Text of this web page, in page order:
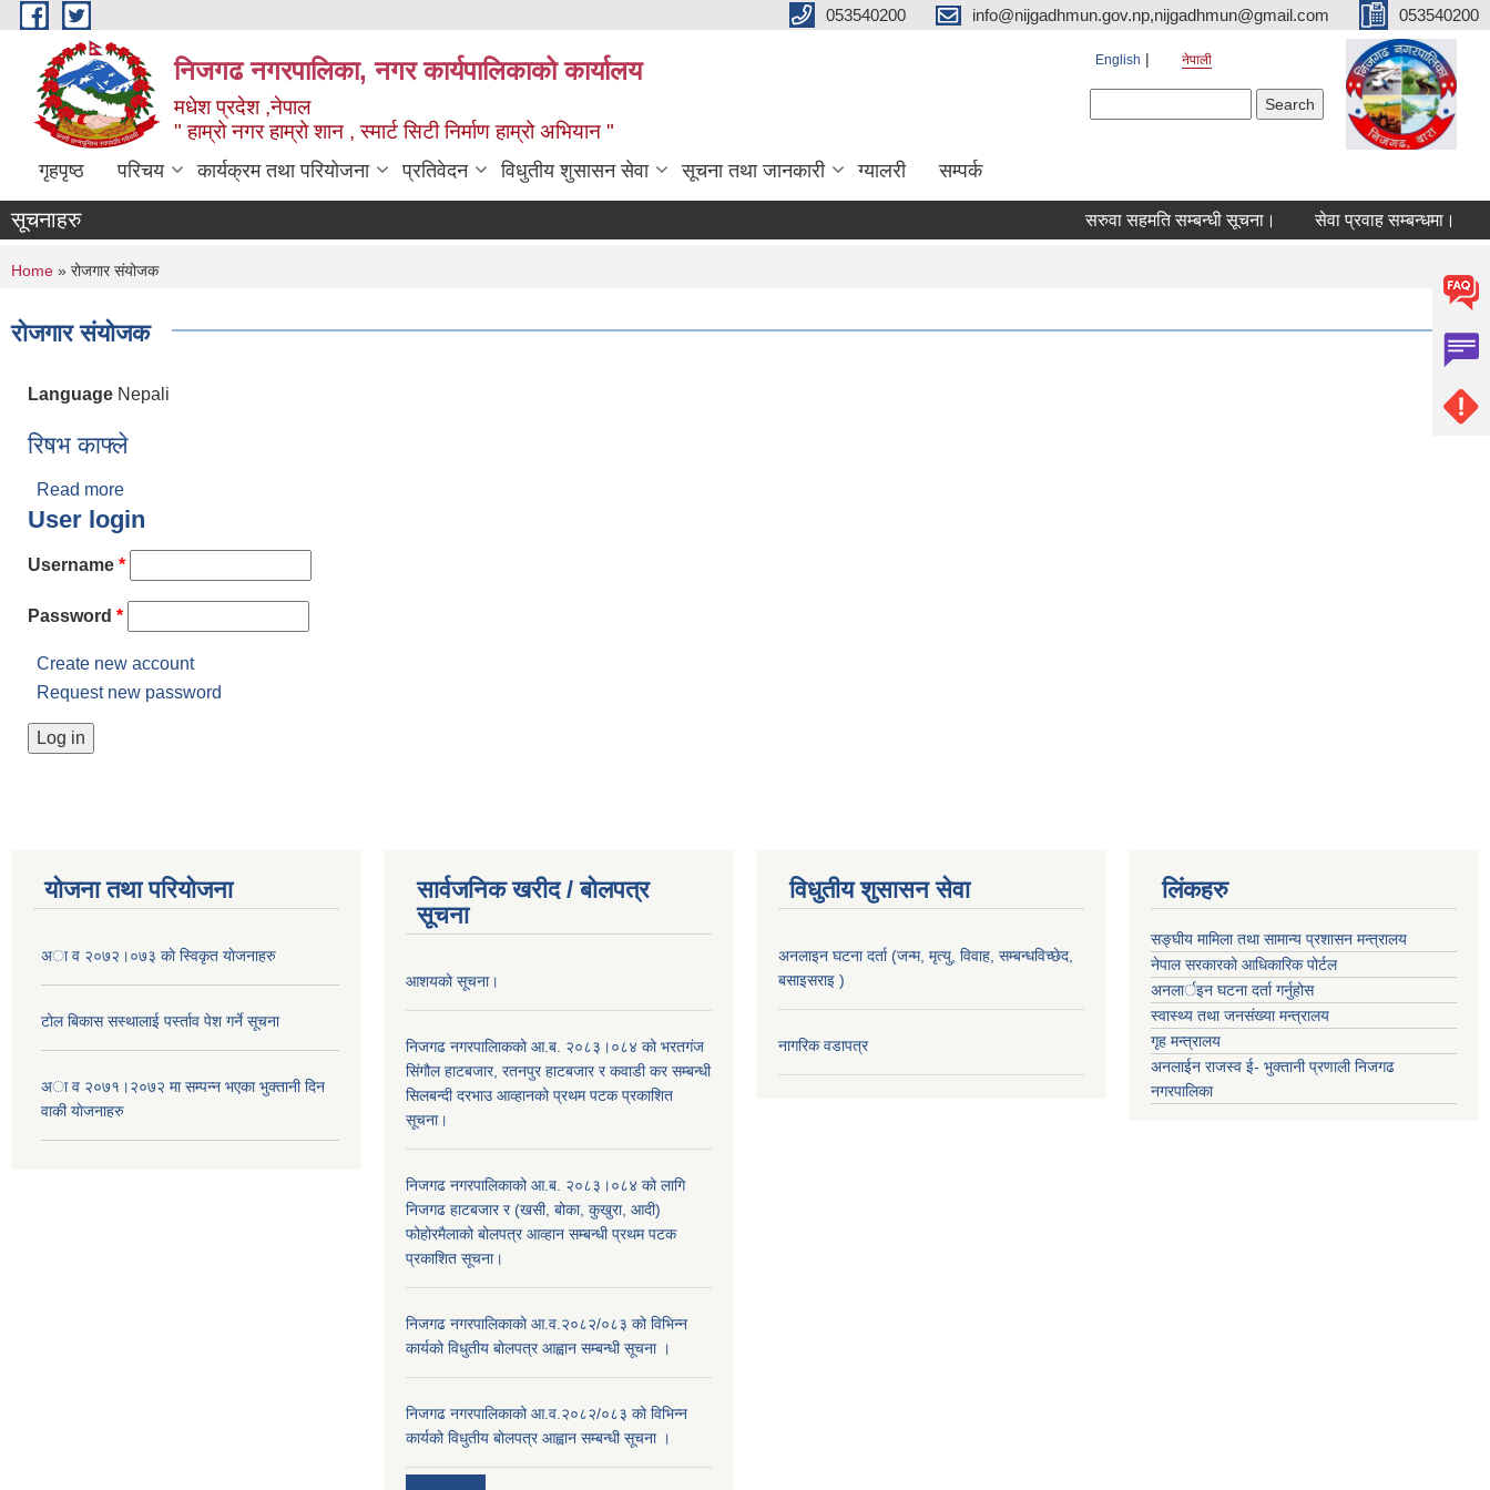
Skip to main content 053540200 info@nijgadhmun.gov.np,nijgadhmun@gmail.com 053540200
निजगढ नगरपालिका, नगर कार्यपालिकाको कार्यालय
मधेश प्रदेश ,नेपाल
" हाम्रो नगर हाम्रो शान , स्मार्ट सिटी निर्माण हाम्रो अभियान "
English नेपाली
गृहपृष्ठ परिचय कार्यक्रम तथा परियोजना प्रतिवेदन विधुतीय शुसासन सेवा सूचना तथा जानकारी ग्यालरी सम्पर्क
सूचनाहरु सरुवा सहमति सम्बन्धी सूचना। सेवा प्रवाह सम्बन्धमा।
You are here
Home » रोजगार संयोजक
रोजगार संयोजक
Language Nepali
रिषभ काफ्ले
Read more
User login
Username *
Password *
Create new account
Request new password
योजना तथा परियोजना
अा व २०७२।०७३ काे स्विकृत याेजनाहरु
टोल बिकास स‌स्थालाई प‌र्स्ताव पेश गर्ने सूचना
अा‍ व २०७१।२०७२ मा सम्पन्न भएका भुक्तानी दिन
वा‌की याेजनाहरु
सार्वजनिक खरीद / बोलपत्र
सूचना
आशयको सूचना।
निजगढ नगरपालिाकको आ.ब. २०८३।०८४ को भरतगंज
सिंगौल हाटबजार, रतनपुर हाटबजार र कवाडी कर सम्बन्धी
सिलबन्दी दरभाउ आव्हानको प्रथम पटक प्रकाशित
सूचना।
निजगढ नगरपालिकाको आ.ब. २०८३।०८४ को लागि
निजगढ हाटबजार र (खसी, बोका, कुखुरा, आदी)
फोहोरमैलाको बोलपत्र आव्हान सम्बन्धी प्रथम पटक
प्रकाशित सूचना।
निजगढ नगरपालिकाको आ.व.२०८२/०८३ को विभिन्न
कार्यको विधुतीय बोलपत्र आह्वान सम्बन्धी सूचना ।
निजगढ नगरपालिकाको आ.व.२०८२/०८३ को विभिन्न
कार्यको विधुतीय बोलपत्र आह्वान सम्बन्धी सूचना ।
विधुतीय शुसासन सेवा
अनलाइन घटना दर्ता (जन्म, मृत्यु, विवाह, सम्बन्धविच्छेद,
बसाइसराइ )
नागरिक वडापत्र
लिंकहरु
सङ्‍घीय मामिला तथा सामान्य प्रशासन मन्त्रालय
नेपाल सरकारको आधिकारिक पोर्टल
अनलार्इन घटना दर्ता गर्नुहोस
स्वास्थ्य तथा जनसंख्या मन्त्रालय
गृह मन्त्रालय
अनलाईन राजस्व ई- भुक्तानी प्रणाली निजगढ
नगरपालिका